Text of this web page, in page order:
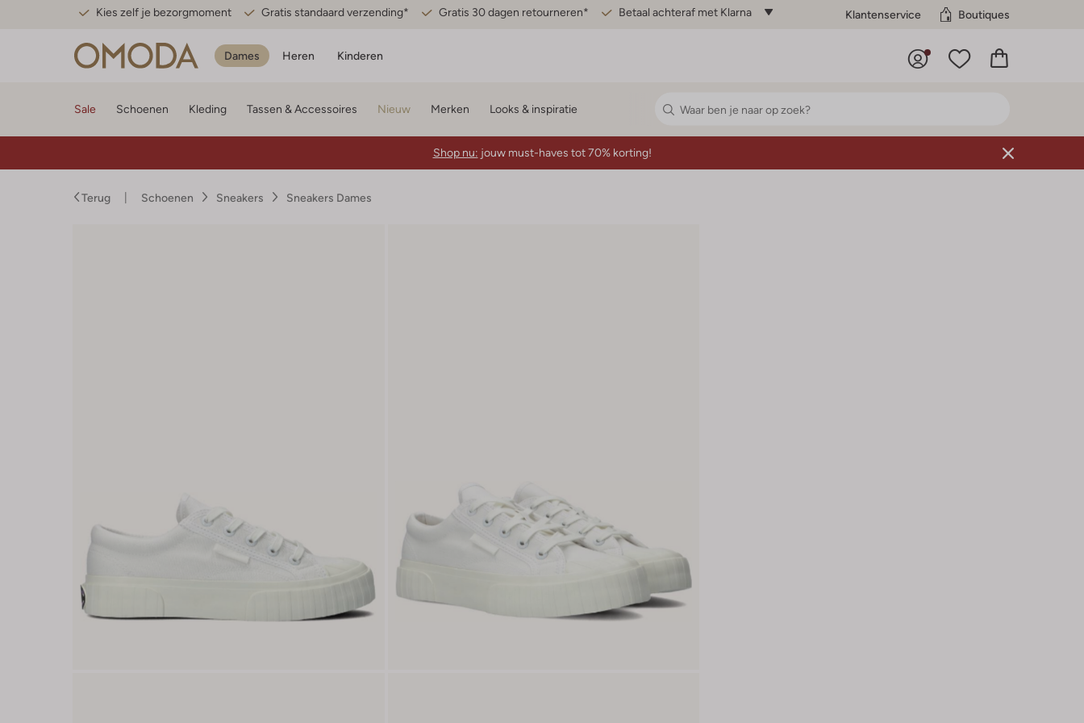
Kies zelf je bezorgmoment Gratis standaard verzending* Gratis 30 dagen retourneren* Betaal achteraf met Klarna Klantenservice Boutiques
Dames Heren Kinderen
Sale Schoenen Kleding Tassen & Accessoires Nieuw Merken Looks & inspiratie
Shop nu: jouw must-haves tot 70% korting!
Terug Schoenen Sneakers Sneakers Dames